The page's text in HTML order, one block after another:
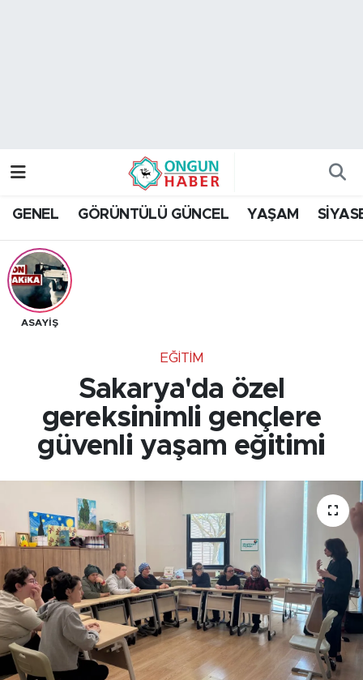
GENEL GÖRÜNTÜLÜ GÜNCEL YAŞAM
ASAYİŞ
EĞİTİM
Sakarya'da özel
gereksinimli gençlere
güvenli yaşam eğitimi
Trafik Durumu
Tüm Manşetler
Son Dakika Haberleri